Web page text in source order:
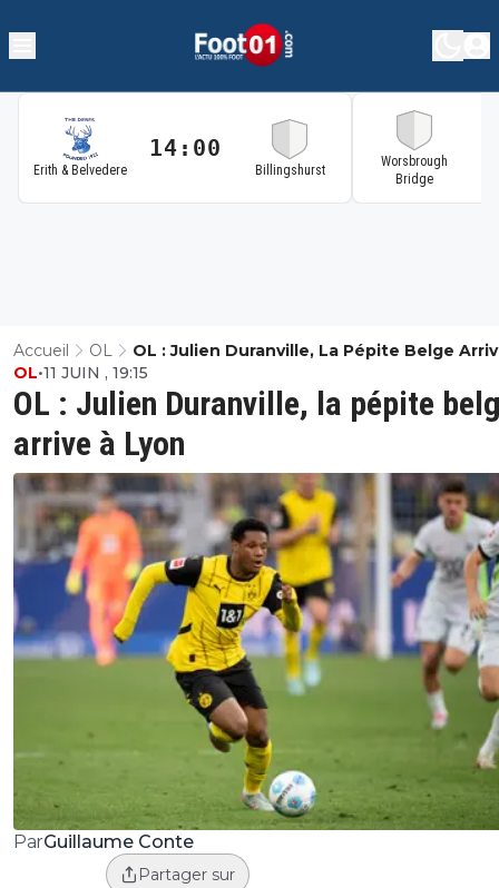
Erith & Belvedere
14:00
Billingshurst
Worsbrough
Bridge
Accueil OL
OL : Julien Duranville, La Pépite Belge
Lyon
OL : Julien Duranville, la pépite
arrive à Lyon
OL•11 JUIN , 19:15
ParGuillaume Conte
Partager sur